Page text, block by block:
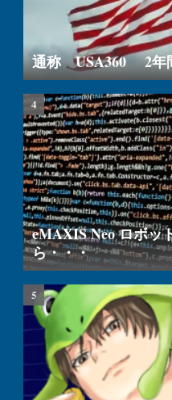
通称 USA360 2年
eMAXIS Neo ロボ
ら・・・